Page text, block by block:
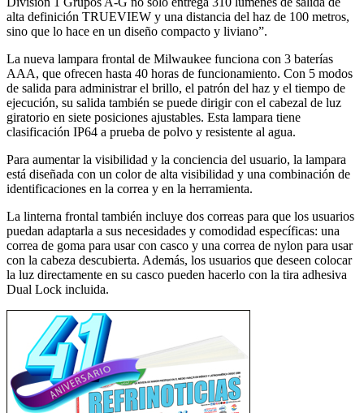
alta definición TRUEVIEW y una distancia del haz de 100 metros,
sino que lo hace en un diseño compacto y liviano”.
La nueva lampara frontal de Milwaukee funciona con 3 baterías
AAA, que ofrecen hasta 40 horas de funcionamiento. Con 5 modos
de salida para administrar el brillo, el patrón del haz y el tiempo de
ejecución, su salida también se puede dirigir con el cabezal de luz
giratorio en siete posiciones ajustables. Esta lampara tiene
clasificación IP64 a prueba de polvo y resistente al agua.
Para aumentar la visibilidad y la conciencia del usuario, la lampara
está diseñada con un color de alta visibilidad y una combinación de
identificaciones en la correa y en la herramienta.
La linterna frontal también incluye dos correas para que los usuarios
puedan adaptarla a sus necesidades y comodidad específicas: una
correa de goma para usar con casco y una correa de nylon para usar
con la cabeza descubierta. Además, los usuarios que deseen colocar
la luz directamente en su casco pueden hacerlo con la tira adhesiva
Dual Lock incluida.